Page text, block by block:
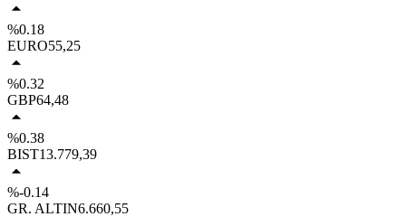
%0.18
EURO55,25
%0.32
GBP64,48
%0.38
BIST13.779,39
%-0.14
GR. ALTIN6.660,55